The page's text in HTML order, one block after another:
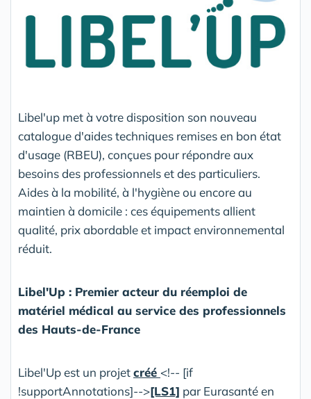
Libel'up met à votre disposition son nouveau
catalogue d'aides techniques remises en bon état
d'usage (RBEU), conçues pour répondre aux
besoins des professionnels et des particuliers.
Aides à la mobilité, à l'hygiène ou encore au
maintien à domicile : ces équipements allient
qualité, prix abordable et impact environnemental
réduit.
Libel'Up : Premier acteur du réemploi de
matériel médical au service des professionnels
des Hauts-de-France
Libel'Up est un projetcréé <!-- [if
!supportAnnotations]-->[LS1] par Eurasanté en